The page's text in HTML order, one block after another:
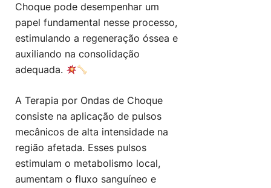
Choque pode desempenhar um
papel fundamental nesse processo,
estimulando a regeneração óssea e
auxiliando na consolidação
adequada.
A Terapia por Ondas de Choque
consiste na aplicação de pulsos
mecânicos de alta intensidade na
região afetada. Esses pulsos
estimulam o metabolismo local,
aumentam o fluxo sanguíneo e